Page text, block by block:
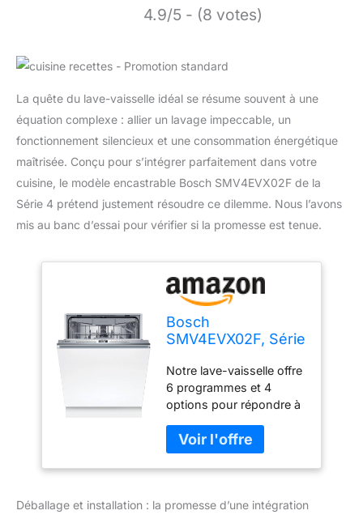
4.9/5 - (8 votes)
La quête du lave-vaisselle idéal se résume souvent à une
équation complexe : allier un lavage impeccable, un
fonctionnement silencieux et une consommation énergétique
maîtrisée. Conçu pour s’intégrer parfaitement dans votre
cuisine, le modèle encastrable Bosch SMV4EVX02F de la
Série 4 prétend justement résoudre ce dilemme. Nous l’avons
mis au banc d’essai pour vérifier si la promesse est tenue.
Bosch
SMV4EVX02F, Série
cm, Encastrable
Notre lave-vaisselle offre
6 programmes et 4
options pour répondre à
lavage. De l'option Eco
au programme Intensif,
en passant par
lavage 3 fois plus rapide,
Déballage et installation : la promesse d’une intégration